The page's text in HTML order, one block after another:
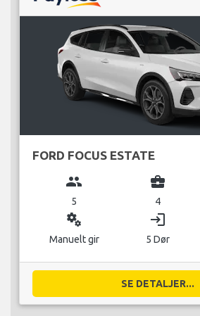
FORD FOCUS ESTATE
group
5
business_center
4
miscellaneous_services
Manuelt gir
login
5 Dør
SE DETALJER...